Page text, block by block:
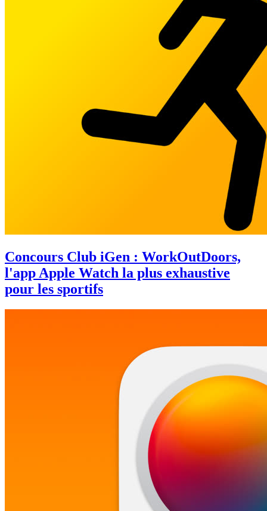
Concours Club iGen : WorkOutDoors,
l'app Apple Watch la plus exhaustive
pour les sportifs